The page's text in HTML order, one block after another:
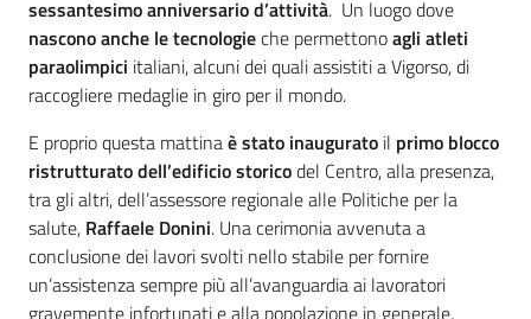
sessantesimo anniversario d’attività. Un luogo dove
nascono anche le tecnologieche permettonoagli atleti
paraolimpici italiani, alcuni dei quali assistiti a Vigorso, di
raccogliere medaglie in giro per il mondo.
E proprio questa mattinaè stato inaugurato il primo blocco
ristrutturato dell’edificio storicodel Centro, alla presenza,
tra gli altri, dell’assessore regionale alle Politiche per la
salute, Raffaele Donini. Una cerimonia avvenuta a
conclusione dei lavori svolti nello stabile per fornire
un’assistenza sempre più all’avanguardia ai lavoratori
gravemente infortunati e alla popolazione in generale,